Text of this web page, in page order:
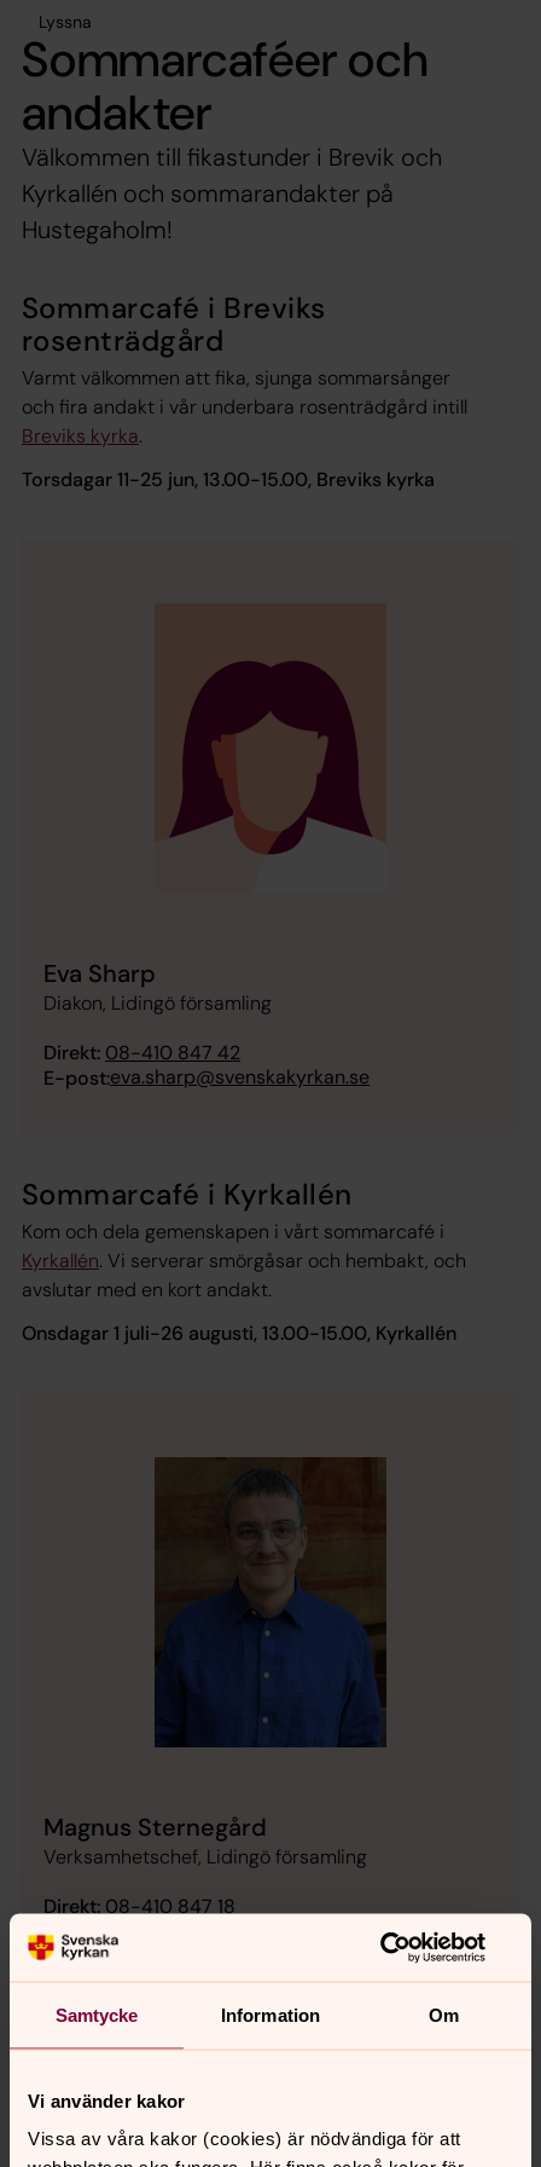
Samtycke Information Om
Vi använder kakor
Vissa av våra kakor (cookies) är nödvändiga för att
Lyssna
Sommarcaféer och
andakter
Välkommen till fikastunder i Brevik och
Kyrkallén och sommarandakter på
Hustegaholm!
Sommarcafé i Breviks
rosenträdgård
Varmt välkommen att fika, sjunga sommarsånger
och fira andakt i vår underbara rosenträdgård intill
Breviks kyrka.
Torsdagar 11-25 jun, 13.00-15.00, Breviks kyrka
Eva Sharp
Diakon, Lidingö församling
Direkt: 08-410 847 42
E-post:eva.sharp@svenskakyrkan.se
Sommarcafé i Kyrkallén
Kom och dela gemenskapen i vårt sommarcafé i
Kyrkallén. Vi serverar smörgåsar och hembakt, och
avslutar med en kort andakt.
Onsdagar 1 juli-26 augusti, 13.00-15.00, Kyrkallén
Magnus Sternegård
Verksamhetschef, Lidingö församling
Direkt: 08-410 847 18
E-post:magnus.sternegard@svenskakyrkan.se
Andakt på Hustegaholm
och njuter av sommaren tillsammans fyra torsdagar.
13.30-14.30, Caféet vid Hustegaholm